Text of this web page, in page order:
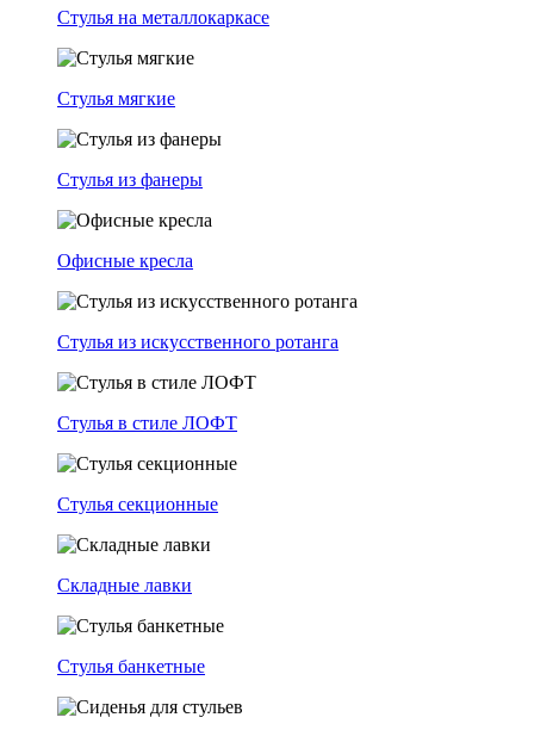
Стулья на металлокаркасе
Стулья мягкие
Стулья из фанеры
Офисные кресла
Стулья из искусственного ротанга
Стулья в стиле ЛОФТ
Стулья секционные
Складные лавки
Стулья банкетные